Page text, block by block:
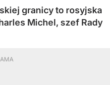
granicy to rosyjska
Michel, szef Rady